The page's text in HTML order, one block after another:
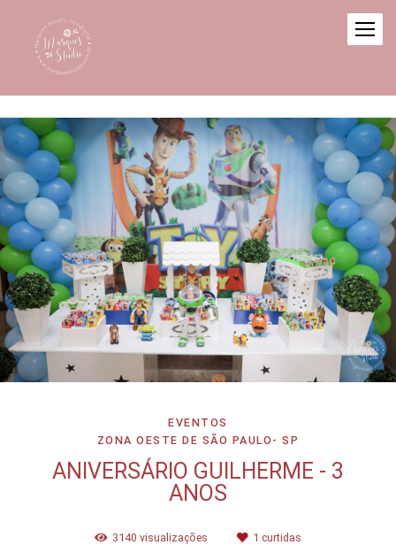
EVENTOS
ZONA OESTE DE SÃO PAULO- SP
ANIVERSÁRIO GUILHERME - 3
ANOS
3140 visualizações 1 curtidas